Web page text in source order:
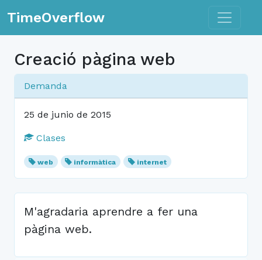
TimeOverflow Toggle
Creació pàgina web
Demanda
25 de junio de 2015
Clases
web informàtica internet
M'agradaria aprendre a fer una
pàgina web.